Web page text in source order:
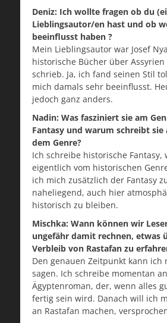
Deniz: Ich wollte fragen ob du
Lieblingsautor/en hast und ob
beeinflusst haben ?
Mein Lieblingsautor war Josef
historische Bücher über
schrieb. Ja, ich fand seinen Stil
mich damals sehr beeinflusst.
jedoch ganz anders.
Nadin: Was fasziniert sie am
Fantasy und warum schreibt sie
dem Genre?
Ich schreibe historische Fantasy,
eigentlich vom historischen
ich mich zusätzlich der Fantasy
naheliegend, auch hier
historisch zu bleiben.
Mischka: Wann können wir
ungefähr damit rechnen, etwas
Verbleib von Rastafan zu
Den genauen Zeitpunkt kann ich
sagen. Ich schreibe momentan
Ägyptenroman, der, wenn alles
fertig sein wird. Danach will ich
an Rastafan machen,